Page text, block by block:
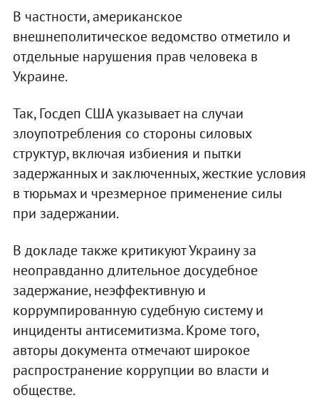
В частности, американское
внешнеполитическое ведомство отметило и
отдельные нарушения прав человека в
Украине.
Так, Госдеп США указывает на случаи
злоупотребления со стороны силовых
структур, включая избиения и пытки
задержанных и заключенных, жесткие условия
в тюрьмах и чрезмерное применение силы
при задержании.
В докладе также критикуют Украину за
неоправданно длительное досудебное
задержание, неэффективную и
коррумпированную судебную систему и
инциденты антисемитизма. Кроме того,
авторы документа отмечают широкое
распространение коррупции во власти и
обществе.